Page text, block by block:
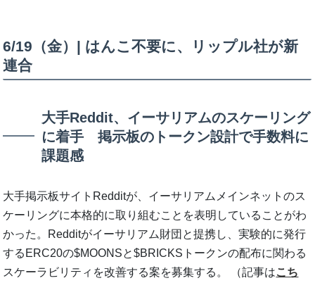
6/19（金）| はんこ不要に、リップル社が新
連合
大手Reddit、イーサリアムのスケーリング
に着手 掲示板のトークン設計で手数料に
課題感
大手掲示板サイトRedditが、イーサリアムメインネットのス
ケーリングに本格的に取り組むことを表明していることがわ
かった。Redditがイーサリアム財団と提携し、実験的に発行
するERC20の$MOONSと$BRICKSトークンの配布に関わる
スケーラビリティを改善する案を募集する。 （記事はこち